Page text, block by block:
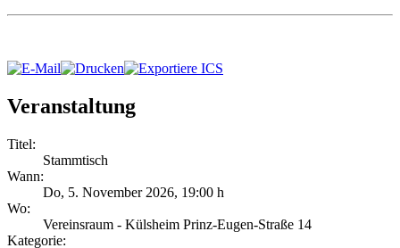
Veranstaltung
Titel:
Stammtisch
Wann:
Do, 5. November 2026, 19:00 h
Wo:
Vereinsraum - Külsheim Prinz-Eugen-Straße 14
Kategorie: